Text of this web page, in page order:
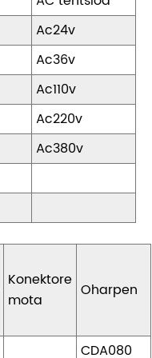
Ac24v
Ac36v
Ac110v
Ac220v
Ac380v
Konektore
mota
Oharpen
CDA080